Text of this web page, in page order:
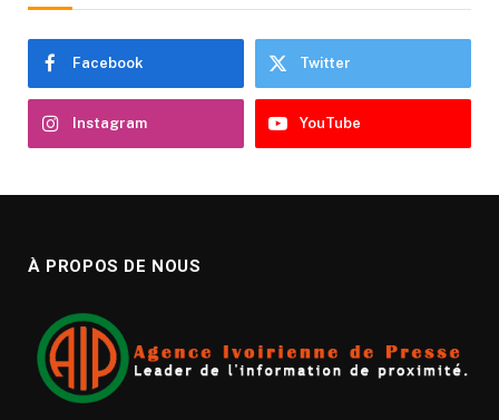
Facebook Twitter
Instagram YouTube
À PROPOS DE NOUS